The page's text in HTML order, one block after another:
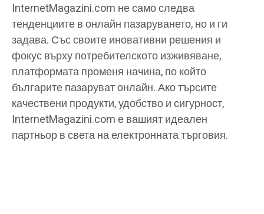
InternetMagazini.com не само следва
тенденциите в онлайн пазаруването, но и ги
задава. Със своите иновативни решения и
фокус върху потребителското изживяване,
платформата променя начина, по който
българите пазаруват онлайн. Ако търсите
качествени продукти, удобство и сигурност,
InternetMagazini.com е вашият идеален
партньор в света на електронната търговия.